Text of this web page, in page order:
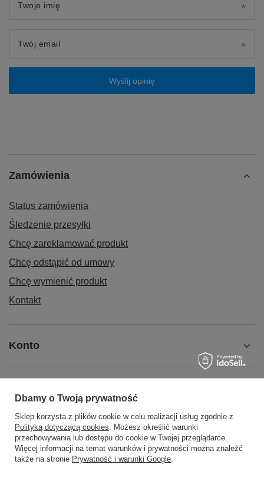
Twoje imię
Twój email
Wyślij opinię
Zamówienia
Status zamówienia
Śledzenie przesyłki
Chcę zareklamować produkt
Chcę odstąpić od umowy
Chcę wymienić produkt
Kontakt
Konto
MOJE KONTO
Dbamy o Twoją prywatność
Sklep korzysta z plików cookie w celu realizacji usług zgodnie z
Polityką dotyczącą cookies. Możesz określić warunki
przechowywania lub dostępu do cookie w Twojej przeglądarce.
Więcej informacji na temat warunków i prywatności można znaleźć
także na stronie Prywatność i warunki Google.